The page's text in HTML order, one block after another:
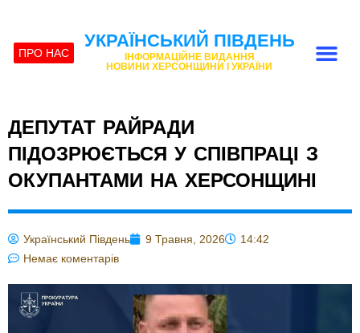
ПРО НАС
УКРАЇНСЬКИЙ ПІВДЕНЬ
ІНФОРМАЦІЙНЕ ВИДАННЯ
НОВИНИ ХЕРСОНЩИНИ І УКРАЇНИ
ДЕПУТАТ РАЙРАДИ
ПІДОЗРЮЄТЬСЯ У СПІВПРАЦІ З
ОКУПАНТАМИ НА ХЕРСОНЩИНІ
Український Південь 9 Травня, 2026
14:42
Немає коментарів